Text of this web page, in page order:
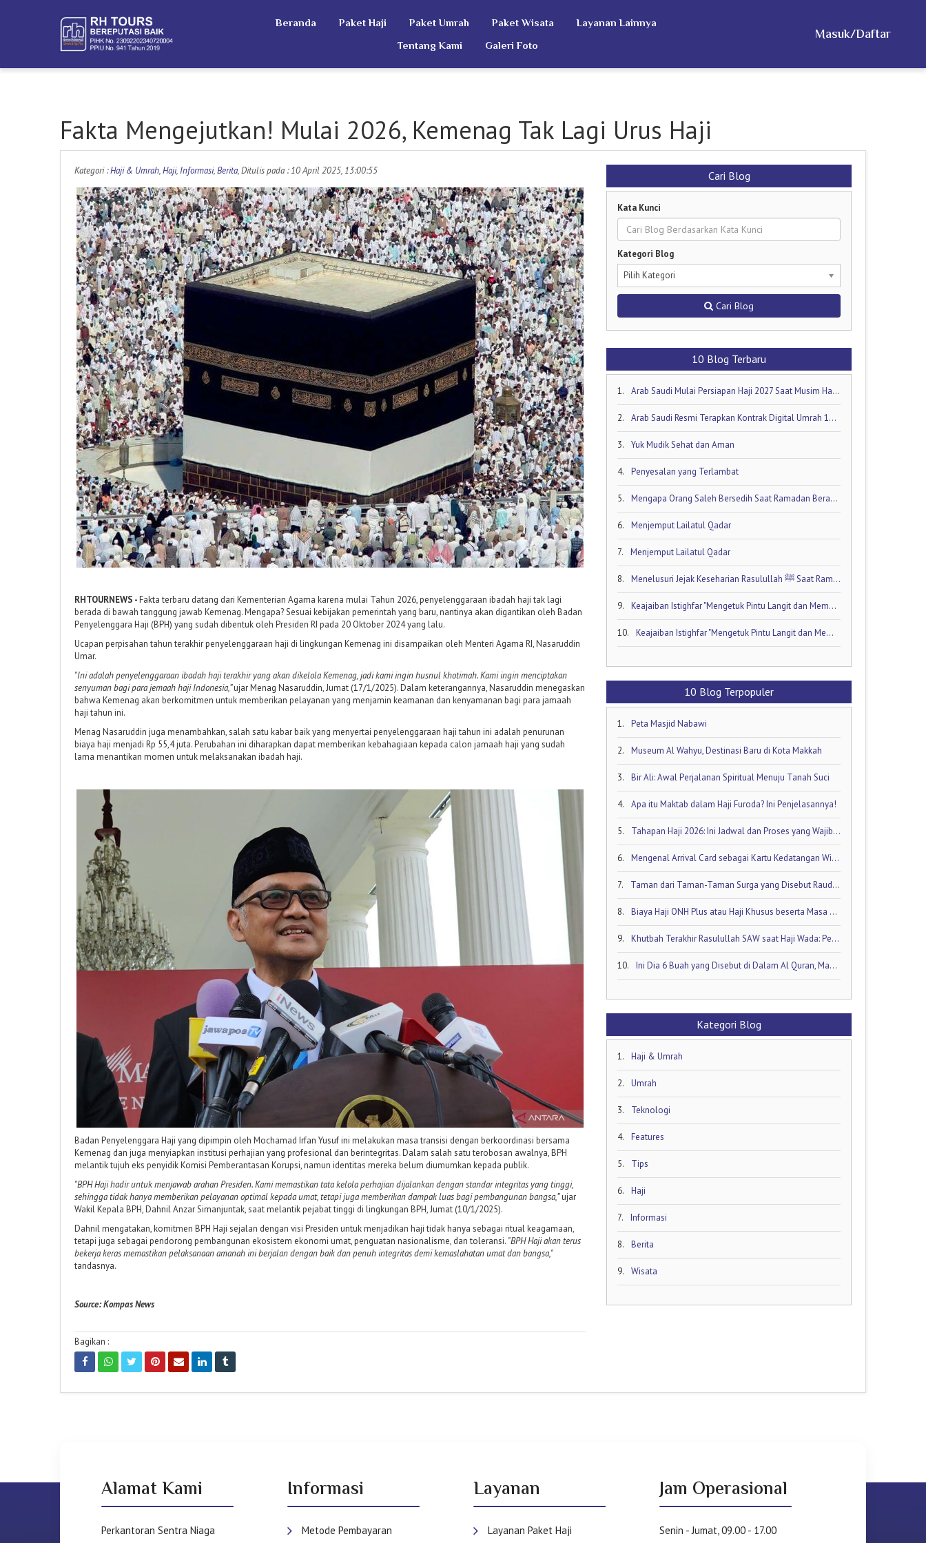
Beranda Paket Haji Paket Umrah Paket Wisata
Layanan Lainnya
Tentang Kami
Galeri Foto
Masuk/Daftar
Fakta Mengejutkan! Mulai 2026, Kemenag Tak Lagi Urus Haji
Kategori :Haji & Umrah,Haji, Informasi,Berita, Ditulis pada : 10 April 2025, 13:00:55
RHTOURNEWS -Fakta terbaru datang dari Kementerian Agama karena mulai Tahun 2026, penyelenggaraan ibadah haji tak lagi
berada di bawah tanggung jawab Kemenag. Mengapa? Sesuai kebijakan pemerintah yang baru, nantinya akan digantikan oleh Badan
Penyelenggara Haji (BPH) yang sudah dibentuk oleh Presiden RI pada 20 Oktober 2024 yang lalu.
Ucapan perpisahan tahun terakhir penyelenggaraan haji di lingkungan Kemenag ini disampaikan oleh Menteri Agama RI, Nasaruddin
Umar.
"Ini adalah penyelenggaraan ibadah haji terakhir yang akan dikelola Kemenag, jadi kami ingin husnul khotimah. Kami ingin menciptakan
senyuman bagi para jemaah haji Indonesia,”ujar Menag Nasaruddin, Jumat (17/1/2025). Dalam keterangannya, Nasaruddin menegaskan
bahwa Kemenag akan berkomitmen untuk memberikan pelayanan yang menjamin keamanan dan kenyamanan bagi para jamaah
haji tahun ini.
Menag Nasaruddin juga menambahkan, salah satu kabar baik yang menyertai penyelenggaraan haji tahun ini adalah penurunan
biaya haji menjadi Rp 55,4 juta. Perubahan ini diharapkan dapat memberikan kebahagiaan kepada calon jamaah haji yang sudah
lama menantikan momen untuk melaksanakan ibadah haji.
Badan Penyelenggara Haji yang dipimpin oleh Mochamad Irfan Yusuf ini melakukan masa transisi dengan berkoordinasi bersama
Kemenag dan juga menyiapkan institusi perhajian yang profesional dan berintegritas. Dalam salah satu terobosan awalnya, BPH
melantik tujuh eks penyidik Komisi Pemberantasan Korupsi, namun identitas mereka belum diumumkan kepada publik.
"BPH Haji hadir untuk menjawab arahan Presiden. Kami memastikan tata kelola perhajian dijalankan dengan standar integritas yang tinggi,
sehingga tidak hanya memberikan pelayanan optimal kepada umat, tetapi juga memberikan dampak luas bagi pembangunan bangsa,”ujar
Wakil Kepala BPH, Dahnil Anzar Simanjuntak, saat melantik pejabat tinggi di lingkungan BPH, Jumat (10/1/2025).
Dahnil mengatakan, komitmen BPH Haji sejalan dengan visi Presiden untuk menjadikan haji tidak hanya sebagai ritual keagamaan,
tetapi juga sebagai pendorong pembangunan ekosistem ekonomi umat, penguatan nasionalisme, dan toleransi. "BPH Haji akan terus
bekerja keras memastikan pelaksanaan amanah ini berjalan dengan baik dan penuh integritas demi kemaslahatan umat dan bangsa,"
tandasnya.
Source: Kompas News
Bagikan :
Cari Blog
Kata Kunci
Kategori Blog
Pilih Kategori
Cari Blog
10 Blog Terbaru
1. Arab Saudi Mulai Persiapan Haji 2027 Saat Musim Haji 2026 Masih Berjalan!
2. Arab Saudi Resmi Terapkan Kontrak Digital Umrah 1448 H: Visa Dibuka Akhir Mei 2026
3. Yuk Mudik Sehat dan Aman
4. Penyesalan yang Terlambat
5. Mengapa Orang Saleh Bersedih Saat Ramadan Berakhir
6. Menjemput Lailatul Qadar
7. Menjemput Lailatul Qadar
8. Menelusuri Jejak Keseharian Rasulullah ﷺ Saat Ramadan
9. Keajaiban Istighfar "Mengetuk Pintu Langit dan Membuka Keran Rezeki yang Tersumbat"
10. Keajaiban Istighfar "Mengetuk Pintu Langit dan Membuka Keran Rezeki yang Tersumbat"
10 Blog Terpopuler
1. Peta Masjid Nabawi
2. Museum Al Wahyu, Destinasi Baru di Kota Makkah
3. Bir Ali: Awal Perjalanan Spiritual Menuju Tanah Suci
4. Apa itu Maktab dalam Haji Furoda? Ini Penjelasannya!
5. Tahapan Haji 2026: Ini Jadwal dan Proses yang Wajib Diketahui oleh Calon Jamaah Haji
6. Mengenal Arrival Card sebagai Kartu Kedatangan Wisatawan!
7. Taman dari Taman-Taman Surga yang Disebut Raudhatul Jannah
8. Biaya Haji ONH Plus atau Haji Khusus beserta Masa Tunggunya: Ini Rinciannya!
9. Khutbah Terakhir Rasulullah SAW saat Haji Wada: Pesan Abadi untuk Umat Islam
10. Ini Dia 6 Buah yang Disebut di Dalam Al Quran, Mana yang Favorit Anda?
Kategori Blog
1. Haji & Umrah
2. Umrah
3. Teknologi
4. Features
5. Tips
6. Haji
7. Informasi
8. Berita
9. Wisata
Alamat Kami
Perkantoran Sentra Niaga
Informasi
Metode Pembayaran
Layanan
Layanan Paket Haji
Jam Operasional
Senin - Jumat, 09.00 - 17.00